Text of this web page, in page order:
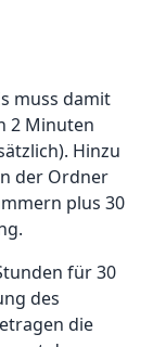
muss damit
2 Minuten
Hinzu
der Ordner
plus 30
für 30
des
die